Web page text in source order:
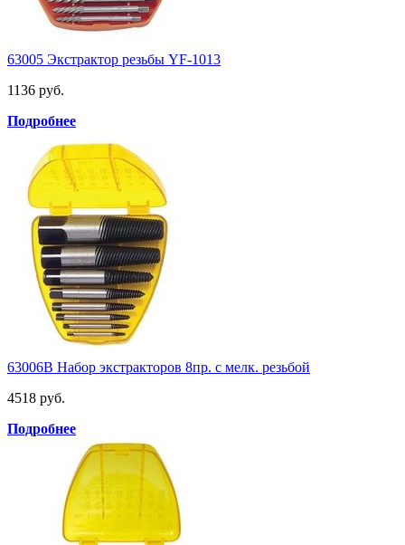
63005 Экстрактор резьбы YF-1013
1136 руб.
Подробнее
63006B Набор экстракторов 8пр. с мелк. резьбой
4518 руб.
Подробнее